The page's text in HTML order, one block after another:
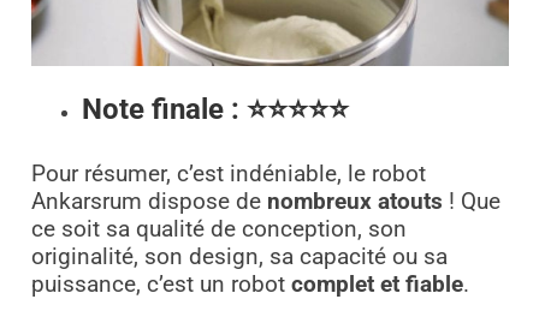
Note finale : ⭐⭐⭐⭐⭐
Pour résumer, c’est indéniable, le robot
Ankarsrum dispose de nombreux atouts ! Que
ce soit sa qualité de conception, son
originalité, son design, sa capacité ou sa
puissance, c’est un robot complet et fiable.